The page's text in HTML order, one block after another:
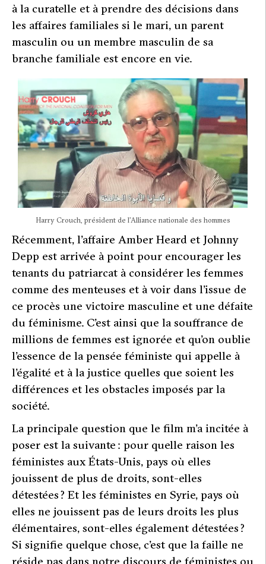
à la curatelle et à prendre des décisions dans
les affaires familiales si le mari, un parent
masculin ou un membre masculin de sa
branche familiale est encore en vie.
Harry Crouch, président de l’Alliance nationale des hommes
Récemment, l’affaire Amber Heard et Johnny
Depp est arrivée à point pour encourager les
tenants du patriarcat à considérer les femmes
comme des menteuses et à voir dans l’issue de
ce procès une victoire masculine et une défaite
du féminisme. C’est ainsi que la souffrance de
millions de femmes est ignorée et qu’on oublie
l’essence de la pensée féministe qui appelle à
l’égalité et à la justice quelles que soient les
différences et les obstacles imposés par la
société.
La principale question que le film m’a incitée à
poser est la suivante : pour quelle raison les
féministes aux États-Unis, pays où elles
jouissent de plus de droits, sont-elles
détestées ? Et les féministes en Syrie, pays où
elles ne jouissent pas de leurs droits les plus
élémentaires, sont-elles également détestées ?
Si signifie quelque chose, c’est que la faille ne
réside pas dans notre discours de féministes ou